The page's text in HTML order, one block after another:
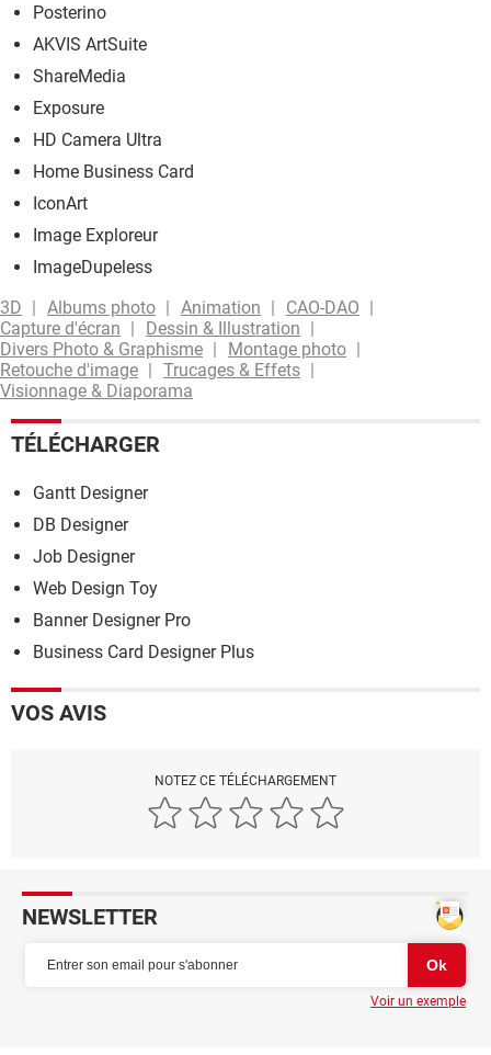
Posterino
AKVIS ArtSuite
ShareMedia
Exposure
HD Camera Ultra
Home Business Card
IconArt
Image Exploreur
ImageDupeless
3D
Albums photo Animation
CAO-DAO
Capture d'écran
Dessin & Illustration
Divers Photo & Graphisme
Montage photo
Retouche d'image
Trucages & Effets
Visionnage & Diaporama
TÉLÉCHARGER
Gantt Designer
DB Designer
Job Designer
Web Design Toy
Banner Designer Pro
Business Card Designer Plus
VOS AVIS
NOTEZ CE TÉLÉCHARGEMENT
NEWSLETTER
Voir un exemple